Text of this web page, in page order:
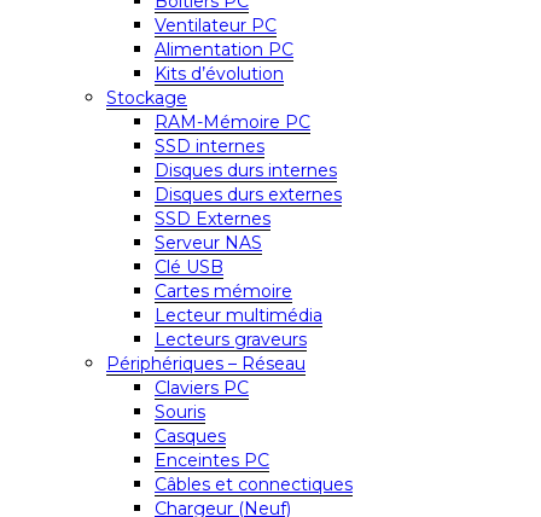
Ventilateur PC
Alimentation PC
Kits d’évolution
Stockage
RAM-Mémoire PC
SSD internes
Disques durs internes
Disques durs externes
SSD Externes
Serveur NAS
Clé USB
Cartes mémoire
Lecteur multimédia
Lecteurs graveurs
Périphériques – Réseau
Claviers PC
Souris
Casques
Enceintes PC
Câbles et connectiques
Chargeur (Neuf)